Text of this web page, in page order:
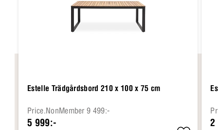
Estelle Trädgårdsbord 210 x 100 x 75 cm
Price.NonMember 9 499:-
5 999:- 2